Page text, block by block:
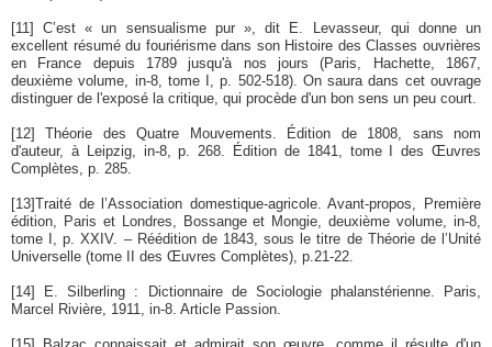
[11]
C’est « un sensualisme pur », dit E. Levasseur, qui donne un
excellent résumé du fouriérisme dans son Histoire des Classes ouvrières
en France depuis 1789 jusqu'à nos jours (Paris, Hachette, 1867,
deuxième volume, in-8, tome I, p. 502-518). On saura dans cet ouvrage
distinguer de l'exposé la critique, qui procède d'un bon sens un peu court.
[12]
Théorie des Quatre Mouvements. Édition de 1808, sans nom
d'auteur, à Leipzig, in-8, p. 268. Édition de 1841, tome I des Œuvres
Complètes, p. 285.
[13]
Traité de l’Association domestique-agricole. Avant-propos, Première
édition, Paris et Londres, Bossange et Mongie, deuxième volume, in-8,
tome I, p. XXIV. – Réédition de 1843, sous le titre de Théorie de l’Unité
Universelle (tome II des Œuvres Complètes), p.21-22.
[14]
E. Silberling : Dictionnaire de Sociologie phalanstérienne. Paris,
Marcel Rivière, 1911, in-8. Article Passion.